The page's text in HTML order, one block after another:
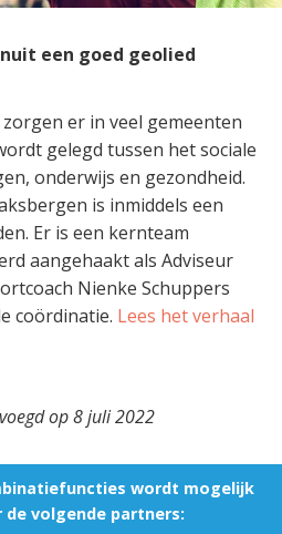
een goed geolied
er in veel gemeenten
gelegd tussen het sociale
onderwijs en gezondheid.
is inmiddels een
Er is een kernteam
aangehaakt als Adviseur
Nienke Schuppers
coördinatie. Lees het verhaal
op 8 juli 2022
wordt mogelijk
volgende partners: